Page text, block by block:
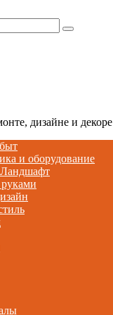
дизайне и декоре
и оборудование